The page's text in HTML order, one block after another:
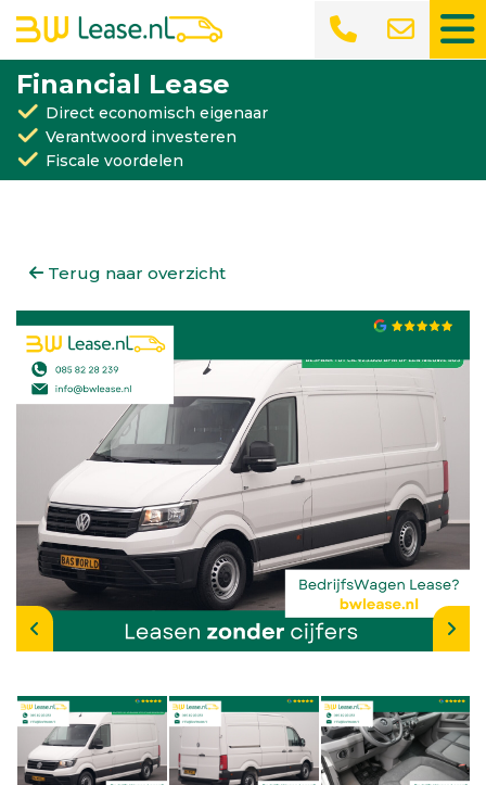
Financial Lease
Direct economisch eigenaar
Verantwoord investeren
Fiscale voordelen
Terug naar overzicht